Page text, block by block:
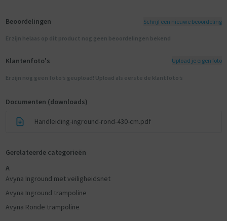
Beoordelingen Schrijf een nieuwe beoordeling
Er zijn helaas op dit product nog geen beoordelingen bekend
Klantenfoto's Upload je eigen foto
Er zijn nog geen foto’s geupload! Upload als eerste de klantfoto’s
Documenten (downloads)
Handleiding-inground-rond-430-cm.pdf
Gerelateerde categorieën
A
Avyna Inground met veiligheidsnet
Avyna Inground trampoline
Avyna Ronde trampoline